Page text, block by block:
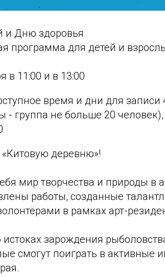
и Дню здоровья
программа для детей и
в 11:00 и в 13:00
время и дни для записи
- группа не больше 20 человек),
деревню»!
мир творчества и природы в
работы, созданные
в рамках арт-
истоках зарождения
смогут поиграть в активные